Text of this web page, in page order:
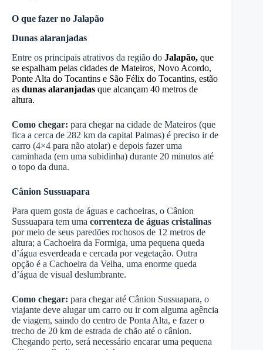
O que fazer no Jalapão
Dunas alaranjadas
Entre os principais atrativos da região do Jalapão, que
se espalham pelas cidades de Mateiros, Novo Acordo,
Ponte Alta do Tocantins e São Félix do Tocantins, estão
as dunas alaranjadas que alcançam 40 metros de
altura.
Como chegar: para chegar na cidade de Mateiros (que
fica a cerca de 282 km da capital Palmas) é preciso ir de
carro (4×4 para não atolar) e depois fazer uma
caminhada (em uma subidinha) durante 20 minutos até
o topo da duna.
Cânion Sussuapara
Para quem gosta de águas e cachoeiras, o Cânion
Sussuapara tem uma correnteza de águas cristalinas
por meio de seus paredões rochosos de 12 metros de
altura; a Cachoeira da Formiga, uma pequena queda
d’água esverdeada e cercada por vegetação. Outra
opção é a Cachoeira da Velha, uma enorme queda
d’água de visual deslumbrante.
Como chegar: para chegar até Cânion Sussuapara, o
viajante deve alugar um carro ou ir com alguma agência
de viagem, saindo do centro de Ponta Alta, e fazer o
trecho de 20 km de estrada de chão até o cânion.
Chegando perto, será necessário encarar uma pequena